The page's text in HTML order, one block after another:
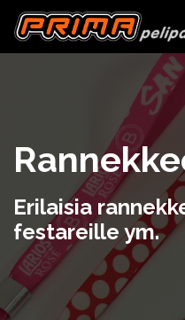
Erilaisia
festareille ym.